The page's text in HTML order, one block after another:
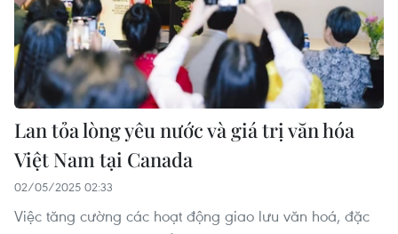
Lan tỏa lòng yêu nước và giá trị văn hóa
Việt Nam tại Canada
02/05/2025 02:33
Việc tăng cường các hoạt động giao lưu văn hoá, đặc